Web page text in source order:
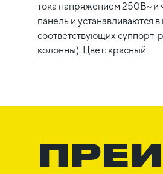
тока напряжением 250В~ и
панель и устанавливаются
соответствующих суппорт-
колонны). Цвет: красный.